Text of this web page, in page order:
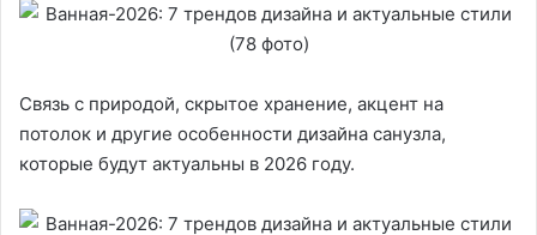
Связь с природой, скрытое хранение, акцент на
потолок и другие особенности дизайна санузла,
которые будут актуальны в 2026 году.